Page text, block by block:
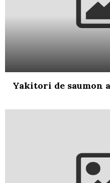
Yakitori de saumon